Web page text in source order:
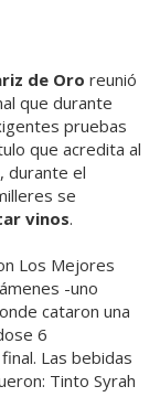
de Oro reunió
que durante
pruebas
que acredita al
durante el
se
vinos.
Los Mejores
-uno
cataron una
6
Las bebidas
Tinto Syrah